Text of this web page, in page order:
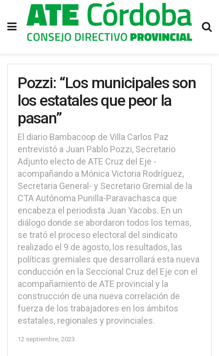
Pozzi: “Los municipales son
los estatales que peor la
pasan”
El diario Bambacoop de Villa Carlos Paz
entrevistó a Juan Pablo Pozzi, Secretario
Adjunto electo de ATE Cruz del Eje -
acompañando a Mónica Victoria Rodríguez,
Secretaria General- y Secretario Gremial de la
CTA Autónoma Punilla-Paravachasca que
encabeza el periodista Juan Yacobs. En un
diálogo donde se abordaron todos los temas,
se trató el proceso electoral del sindicato
realizado el 9 de agosto, los resultados, las
políticas gremiales que desarrollará esta nueva
conducción en la Seccional Cruz del Eje con el
acompañamiento de ATE provincial y la
construcción de una nueva correlación de
fuerza de los trabajadores en los ámbitos
estatales, regionales y provinciales.
12 septiembre, 2023